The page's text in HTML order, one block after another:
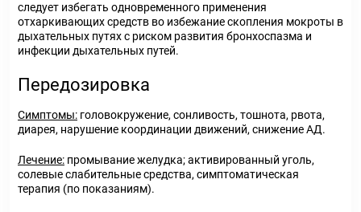
следует избегать одновременного применения
отхаркивающих средств во избежание скопления мокроты в
дыхательных путях с риском развития бронхоспазма и
инфекции дыхательных путей.
Передозировка
Симптомы: головокружение, сонливость, тошнота, рвота,
диарея, нарушение координации движений, снижение АД.
Лечение: промывание желудка; активированный уголь,
солевые слабительные средства, симптоматическая
терапия (по показаниям).